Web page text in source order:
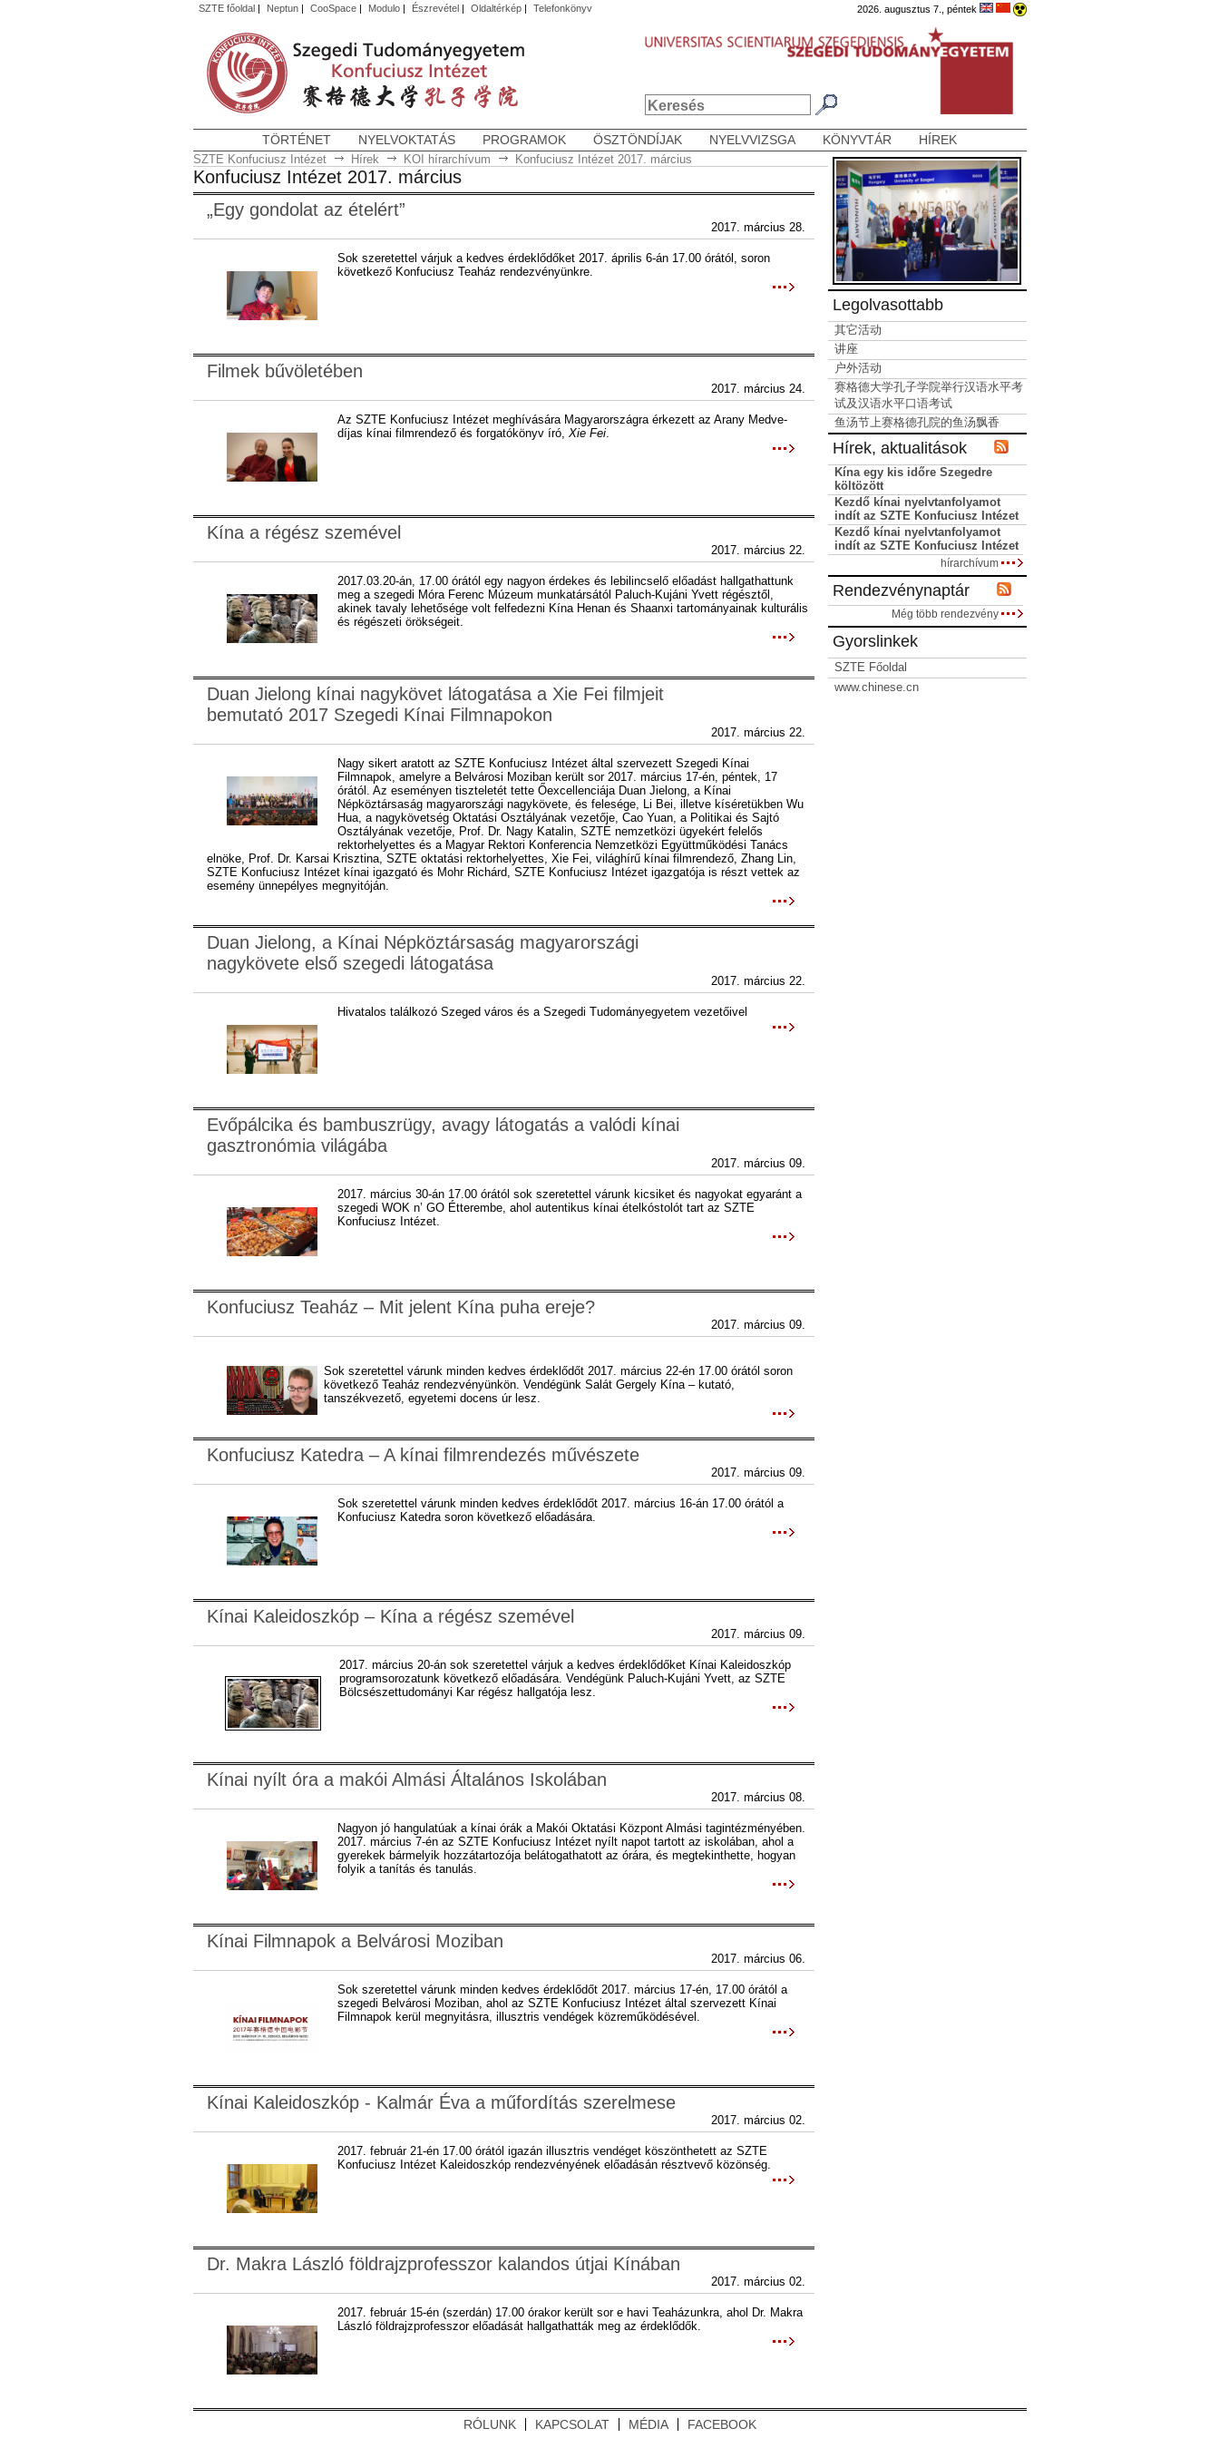
SZTE főoldal| Neptun| CooSpace| Modulo| Észrevétel| Oldaltérkép| Telefonkönyv 2026. augusztus 7., péntek
TÖRTÉNET NYELVOKTATÁS PROGRAMOK ÖSZTÖNDÍJAK NYELVVIZSGA KÖNYVTÁR HÍREK
SZTE Konfuciusz Intézet Hírek KOI hírarchívum Konfuciusz Intézet 2017. március
Konfuciusz Intézet 2017. március
„Egy gondolat az ételért”
2017. március 28.
Sok szeretettel várjuk a kedves érdeklődőket 2017. április 6-án 17.00 órától, soron
következő Konfuciusz Teaház rendezvényünkre.
Filmek bűvöletében
2017. március 24.
Az SZTE Konfuciusz Intézet meghívására Magyarországra érkezett az Arany Medve-
díjas kínai filmrendező és forgatókönyv író, Xie Fei.
Kína a régész szemével
2017. március 22.
2017.03.20-án, 17.00 órától egy nagyon érdekes és lebilincselő előadást hallgathattunk
meg a szegedi Móra Ferenc Múzeum munkatársától Paluch-Kujáni Yvett régésztől,
akinek tavaly lehetősége volt felfedezni Kína Henan és Shaanxi tartományainak kulturális
és régészeti örökségeit.
Duan Jielong kínai nagykövet látogatása a Xie Fei filmjeit
bemutató 2017 Szegedi Kínai Filmnapokon
2017. március 22.
Nagy sikert aratott az SZTE Konfuciusz Intézet által szervezett Szegedi Kínai
Filmnapok, amelyre a Belvárosi Moziban került sor 2017. március 17-én, péntek, 17
órától. Az eseményen tiszteletét tette Őexcellenciája Duan Jielong, a Kínai
Népköztársaság magyarországi nagykövete, és felesége, Li Bei, illetve kíséretükben Wu
Hua, a nagykövetség Oktatási Osztályának vezetője, Cao Yuan, a Politikai és Sajtó
Osztályának vezetője, Prof. Dr. Nagy Katalin, SZTE nemzetközi ügyekért felelős
rektorhelyettes és a Magyar Rektori Konferencia Nemzetközi Együttműködési Tanács
elnöke, Prof. Dr. Karsai Krisztina, SZTE oktatási rektorhelyettes, Xie Fei, világhírű kínai filmrendező, Zhang Lin,
SZTE Konfuciusz Intézet kínai igazgató és Mohr Richárd, SZTE Konfuciusz Intézet igazgatója is részt vettek az
esemény ünnepélyes megnyitóján.
Duan Jielong, a Kínai Népköztársaság magyarországi
nagykövete első szegedi látogatása
2017. március 22.
Hivatalos találkozó Szeged város és a Szegedi Tudományegyetem vezetőivel
Evőpálcika és bambuszrügy, avagy látogatás a valódi kínai
gasztronómia világába
2017. március 09.
2017. március 30-án 17.00 órától sok szeretettel várunk kicsiket és nagyokat egyaránt a
szegedi WOK n’ GO Étterembe, ahol autentikus kínai ételkóstolót tart az SZTE
Konfuciusz Intézet.
Konfuciusz Teaház – Mit jelent Kína puha ereje?
2017. március 09.
Sok szeretettel várunk minden kedves érdeklődőt 2017. március 22-én 17.00 órától soron
következő Teaház rendezvényünkön. Vendégünk Salát Gergely Kína – kutató,
tanszékvezető, egyetemi docens úr lesz.
Konfuciusz Katedra – A kínai filmrendezés művészete
2017. március 09.
Sok szeretettel várunk minden kedves érdeklődőt 2017. március 16-án 17.00 órától a
Konfuciusz Katedra soron következő előadására.
Kínai Kaleidoszkóp – Kína a régész szemével
2017. március 09.
2017. március 20-án sok szeretettel várjuk a kedves érdeklődőket Kínai Kaleidoszkóp
programsorozatunk következő előadására. Vendégünk Paluch-Kujáni Yvett, az SZTE
Bölcsészettudományi Kar régész hallgatója lesz.
Kínai nyílt óra a makói Almási Általános Iskolában
2017. március 08.
Nagyon jó hangulatúak a kínai órák a Makói Oktatási Központ Almási tagintézményében.
2017. március 7-én az SZTE Konfuciusz Intézet nyílt napot tartott az iskolában, ahol a
gyerekek bármelyik hozzátartozója belátogathatott az órára, és megtekinthette, hogyan
folyik a tanítás és tanulás.
Kínai Filmnapok a Belvárosi Moziban
2017. március 06.
Sok szeretettel várunk minden kedves érdeklődőt 2017. március 17-én, 17.00 órától a
szegedi Belvárosi Moziban, ahol az SZTE Konfuciusz Intézet által szervezett Kínai
Filmnapok kerül megnyitásra, illusztris vendégek közreműködésével.
Kínai Kaleidoszkóp - Kalmár Éva a műfordítás szerelmese
2017. március 02.
2017. február 21-én 17.00 órától igazán illusztris vendéget köszönthetett az SZTE
Konfuciusz Intézet Kaleidoszkóp rendezvényének előadásán résztvevő közönség.
Dr. Makra László földrajzprofesszor kalandos útjai Kínában
2017. március 02.
2017. február 15-én (szerdán) 17.00 órakor került sor e havi Teaházunkra, ahol Dr. Makra
László földrajzprofesszor előadását hallgathatták meg az érdeklődők.
Legolvasottabb
其它活动
讲座
户外活动
赛格德大学孔子学院举行汉语水平考
试及汉语水平口语考试
鱼汤节上赛格德孔院的鱼汤飘香
Hírek, aktualitások
Kína egy kis időre Szegedre
költözött
Kezdő kínai nyelvtanfolyamot
indít az SZTE Konfuciusz Intézet
Kezdő kínai nyelvtanfolyamot
indít az SZTE Konfuciusz Intézet
hírarchívum
Rendezvénynaptár
Még több rendezvény
Gyorslinkek
SZTE Főoldal
www.chinese.cn
RÓLUNK KAPCSOLAT MÉDIA FACEBOOK